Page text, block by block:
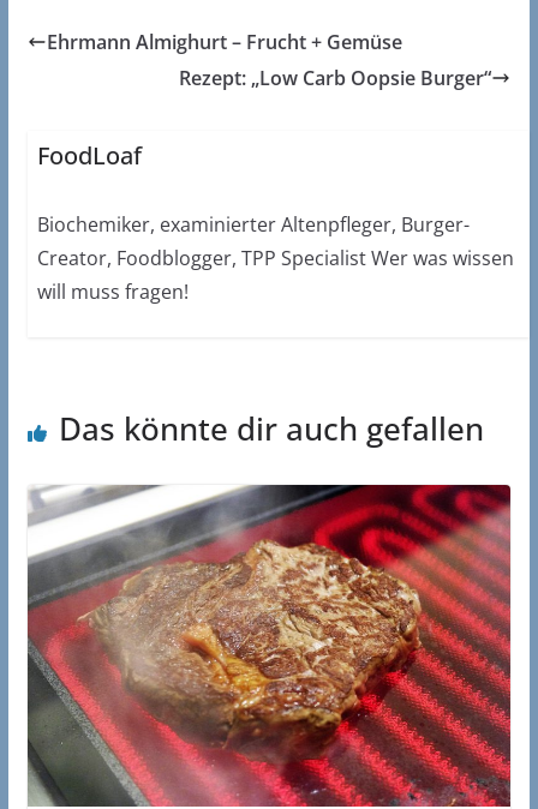
Ehrmann Almighurt – Frucht + Gemüse
Rezept: „Low Carb Oopsie Burger“
FoodLoaf
Biochemiker, examinierter Altenpfleger, Burger-
Creator, Foodblogger, TPP Specialist Wer was wissen
will muss fragen!
Das könnte dir auch gefallen